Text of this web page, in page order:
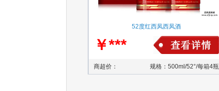
52度红西凤西凤酒
￥***
商超价： 规格：500ml/52°/每箱4瓶